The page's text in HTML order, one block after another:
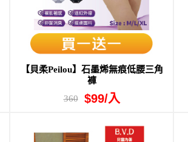
【貝柔Peilou】石墨烯無痕低腰三角
褲
360
$99/入